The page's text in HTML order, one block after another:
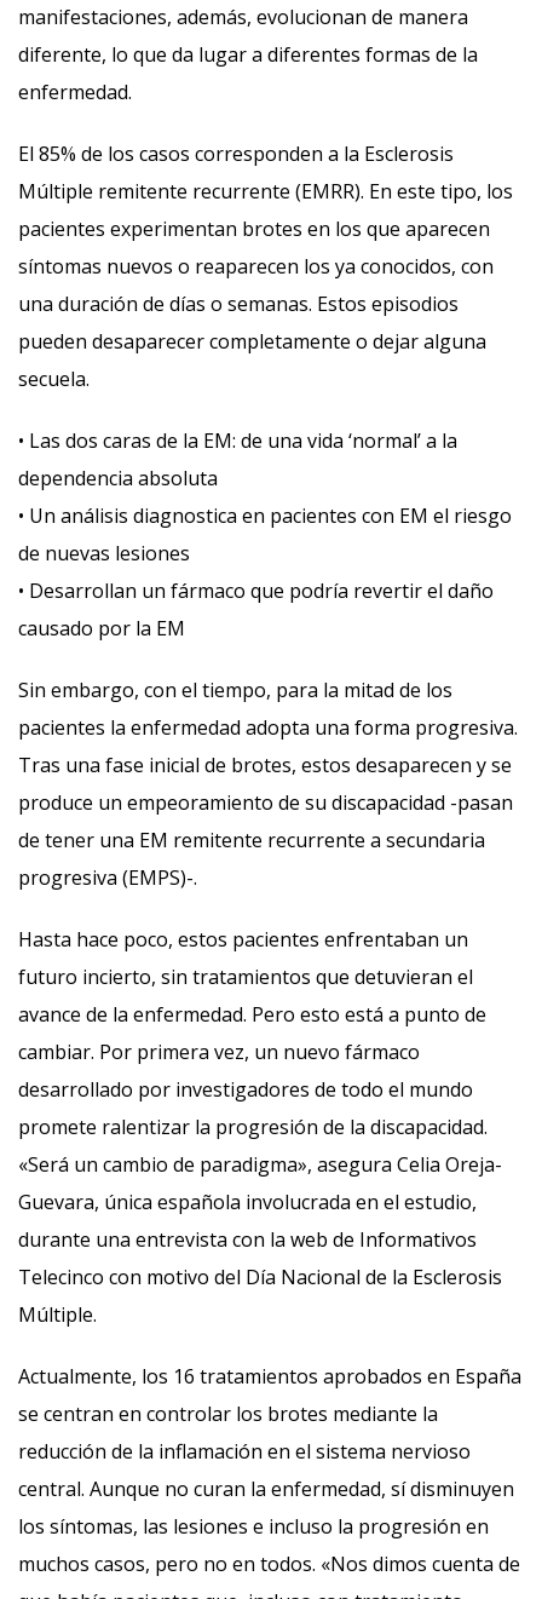
manifestaciones, además, evolucionan de manera
diferente, lo que da lugar a diferentes formas de la
enfermedad.
El 85% de los casos corresponden a la Esclerosis
Múltiple remitente recurrente (EMRR). En este tipo, los
pacientes experimentan brotes en los que aparecen
síntomas nuevos o reaparecen los ya conocidos, con
una duración de días o semanas. Estos episodios
pueden desaparecer completamente o dejar alguna
secuela.
• Las dos caras de la EM: de una vida ‘normal’ a la
dependencia absoluta
• Un análisis diagnostica en pacientes con EM el riesgo
de nuevas lesiones
• Desarrollan un fármaco que podría revertir el daño
causado por la EM
Sin embargo, con el tiempo, para la mitad de los
pacientes la enfermedad adopta una forma progresiva.
Tras una fase inicial de brotes, estos desaparecen y se
produce un empeoramiento de su discapacidad -pasan
de tener una EM remitente recurrente a secundaria
progresiva (EMPS)-.
Hasta hace poco, estos pacientes enfrentaban un
futuro incierto, sin tratamientos que detuvieran el
avance de la enfermedad. Pero esto está a punto de
cambiar. Por primera vez, un nuevo fármaco
desarrollado por investigadores de todo el mundo
promete ralentizar la progresión de la discapacidad.
«Será un cambio de paradigma», asegura Celia Oreja-
Guevara, única española involucrada en el estudio,
durante una entrevista con la web de Informativos
Telecinco con motivo del Día Nacional de la Esclerosis
Múltiple.
Actualmente, los 16 tratamientos aprobados en España
se centran en controlar los brotes mediante la
reducción de la inflamación en el sistema nervioso
central. Aunque no curan la enfermedad, sí disminuyen
los síntomas, las lesiones e incluso la progresión en
muchos casos, pero no en todos. «Nos dimos cuenta de